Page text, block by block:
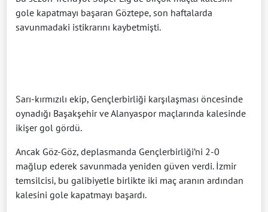
gole kapatmayı başaran Göztepe, son haftalarda
savunmadaki istikrarını kaybetmişti.
Sarı-kırmızılı ekip, Gençlerbirliği karşılaşması öncesinde
oynadığı Başakşehir ve Alanyaspor maçlarında kalesinde
ikişer gol gördü.
Ancak Göz-Göz, deplasmanda Gençlerbirliği’ni 2-0
mağlup ederek savunmada yeniden güven verdi. İzmir
temsilcisi, bu galibiyetle birlikte iki maç aranın ardından
kalesini gole kapatmayı başardı.